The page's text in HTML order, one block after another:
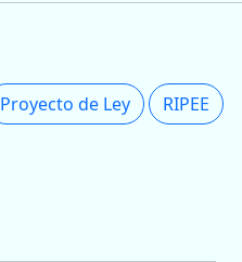
Proyecto de Ley RIPEE